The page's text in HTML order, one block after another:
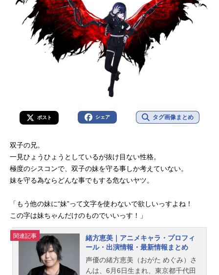
ポスト シェア タグ画像まとめ
双子の兄。
一見ひょうひょうとしているが抜け目ない性格。
極度のシスコンで、双子の妹を守る事しか考えていない。
妹を守る為ならどんな事でもする危ないヤツ。
「もう他の妹に“妹”って文字を使わないで欲しいっすよね！
この字は妹ちゃんだけのものでいいっす！」
関連記事
緒方恵美｜アニメキャラ・プロフィ
ール・出演情報・最新情報まとめ
声優の緒方恵美（おがた めぐみ）さ
んは、6月6日生まれ、東京都千代田